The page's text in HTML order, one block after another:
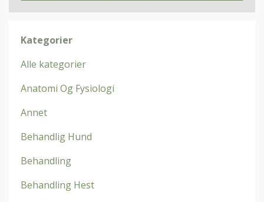
Kategorier
Alle kategorier
Anatomi Og Fysiologi
Annet
Behandlig Hund
Behandling
Behandling Hest